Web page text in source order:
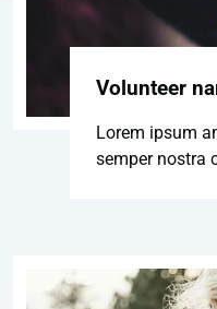
Volunteer
Lorem ipsum
semper nostra